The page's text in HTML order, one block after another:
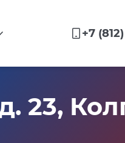
+7
23,